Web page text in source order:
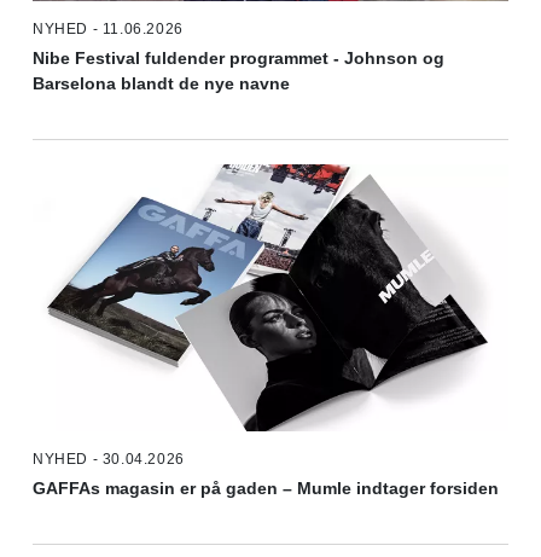
NYHED - 11.06.2026
Nibe Festival fuldender programmet - Johnson og
Barselona blandt de nye navne
NYHED - 30.04.2026
GAFFAs magasin er på gaden – Mumle indtager forsiden